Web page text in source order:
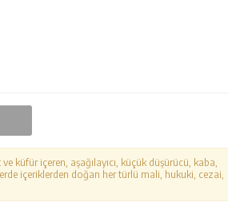
küfür içeren, aşağılayıcı, küçük düşürücü, kaba,
içeriklerden doğan her türlü mali, hukuki, cezai,